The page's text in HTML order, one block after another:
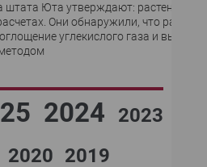
штата Юта утверждают: растения
Они обнаружили, что
углекислого газа и
2024
2023
2020 2019